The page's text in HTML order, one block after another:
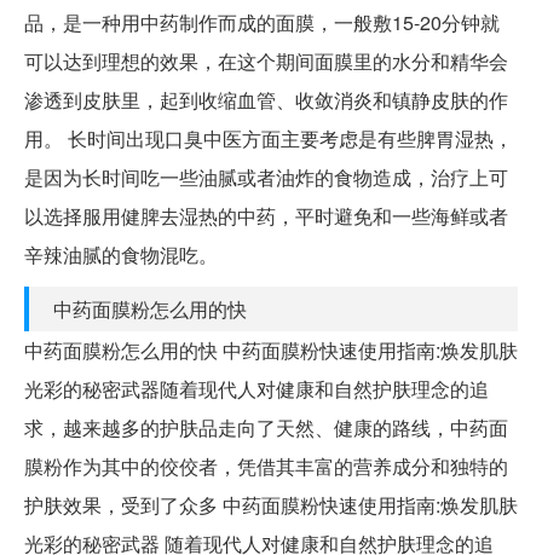
品，是一种用中药制作而成的面膜，一般敷15-20分钟就
可以达到理想的效果，在这个期间面膜里的水分和精华会
渗透到皮肤里，起到收缩血管、收敛消炎和镇静皮肤的作
用。 长时间出现口臭中医方面主要考虑是有些脾胃湿热，
是因为长时间吃一些油腻或者油炸的食物造成，治疗上可
以选择服用健脾去湿热的中药，平时避免和一些海鲜或者
辛辣油腻的食物混吃。
中药面膜粉怎么用的快
中药面膜粉怎么用的快 中药面膜粉快速使用指南:焕发肌肤
光彩的秘密武器随着现代人对健康和自然护肤理念的追
求，越来越多的护肤品走向了天然、健康的路线，中药面
膜粉作为其中的佼佼者，凭借其丰富的营养成分和独特的
护肤效果，受到了众多 中药面膜粉快速使用指南:焕发肌肤
光彩的秘密武器 随着现代人对健康和自然护肤理念的追